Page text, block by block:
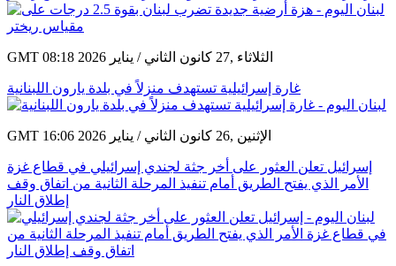
GMT 08:18 2026 الثلاثاء ,27 كانون الثاني / يناير
غارة إسرائيلية تستهدف منزلاً في بلدة يارون اللبنانية
GMT 16:06 2026 الإثنين ,26 كانون الثاني / يناير
إسرائيل تعلن العثور على أخر جثة لجندي إسرائيلي في قطاع غزة
الأمر الذي يفتح الطريق أمام تنفيذ المرحلة الثانية من اتفاق وقف
إطلاق النار